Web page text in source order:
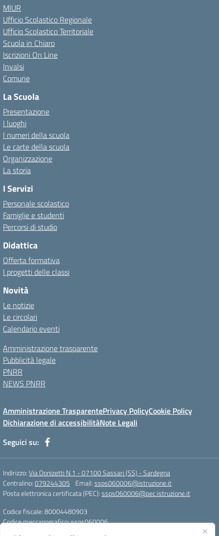
MIUR
Ufficio Scolastico Regionale
Ufficio Scolastico Territoriale
Scuola in Chiaro
Iscrizioni On Line
Invalsi
Comune
La Scuola
Presentazione
I luoghi
I numeri della scuola
Le carte della scuola
Organizzazione
La storia
I Servizi
Personale scolastico
Famiglie e studenti
Percorsi di studio
Didattica
Offerta formativa
I progetti delle classi
Novità
Le notizie
Le circolari
Calendario eventi
Amministrazione trasparente
Pubblicità legale
PNRR
NEWS PNRR
Amministrazione TrasparentePrivacy PolicyCookie Policy
Dichiarazione di accessibilitàNote Legali
Seguici su:
Indirizzo:Via Donizetti N 1 - 07100 Sassari (SS) - Sardegna
Centralino:079244305 Email:ssps060006@istruzione.it
Posta elettronica certificata (PEC):ssps060006@pec.istruzione.it
Codice fiscale: 80004480903
Codice meccanografico:ssps060006